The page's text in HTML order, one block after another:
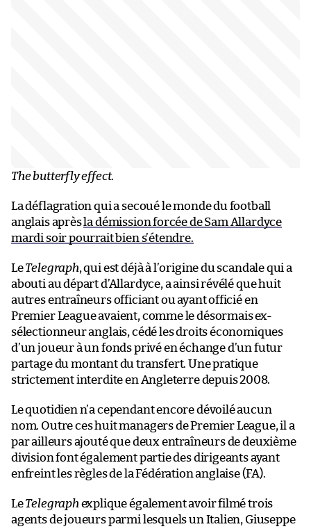
The butterfly effect.
La déflagration qui a secoué le monde du football
anglais aprèsla démission forcée de Sam Allardyce
mardi soir pourrait bien s’étendre.
LeTelegraph, qui est déjà à l’origine du scandale qui a
abouti au départ d’Allardyce, a ainsi révélé que huit
autres entraîneurs officiant ou ayant officié en
Premier League avaient, comme le désormais ex-
sélectionneur anglais, cédé les droits économiques
d’un joueur à un fonds privé en échange d’un futur
partage du montant du transfert. Une pratique
strictement interdite en Angleterre depuis 2008.
Le quotidien n’a cependant encore dévoilé aucun
nom. Outre ces huit managers de Premier League, il a
par ailleurs ajouté que deux entraîneurs de deuxième
division font également partie des dirigeants ayant
enfreint les règles de la Fédération anglaise (FA).
LeTelegraph explique également avoir filmé trois
agents de joueurs parmi lesquels un Italien, Giuseppe